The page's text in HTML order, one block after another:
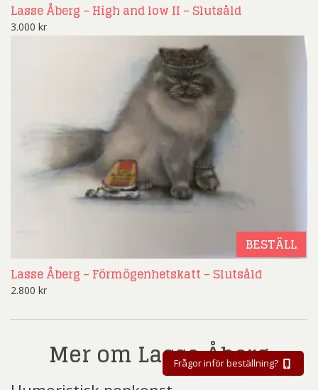
Lasse Åberg – High and low II – Slutsåld
3.000 kr
BESTÄLL
Lasse Åberg – Förmögenhetskatt – Slutsåld
2.800 kr
Mer om Lasse Åberg
Frågor inför beställning?